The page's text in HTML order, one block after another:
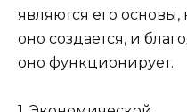
являются его основы,
оно создается, и
оно функционирует.